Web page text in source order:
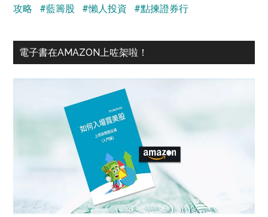
攻略
#藍籌股 #懶人投資 #點揀證券行
電子書在AMAZON上咗架啦！